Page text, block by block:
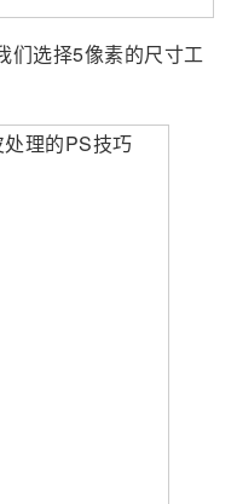
们选择5像素的尺寸工